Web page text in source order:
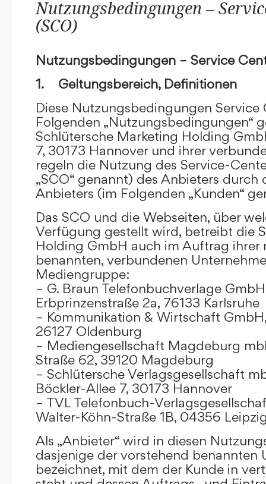
Nutzungsbedingungen –
(SCO)
Nutzungsbedingungen – Service
1. Geltungsbereich, Definitionen
Diese Nutzungsbedingungen Service
Folgenden „Nutzungsbedingungen“
Schlütersche Marketing Holding
7, 30173 Hannover und ihrer
regeln die Nutzung des Service-
„SCO“ genannt) des Anbieters durch
Anbieters (im Folgenden „Kunden“
Das SCO und die Webseiten, über
Verfügung gestellt wird, betreibt die
Holding GmbH auch im Auftrag ihrer
benannten, verbundenen
Mediengruppe:
– G. Braun Telefonbuchverlage GmbH
Erbprinzenstraße 2a, 76133 Karlsruhe
– Kommunikation & Wirtschaft
26127 Oldenburg
– Mediengesellschaft Magdeburg
Straße 62, 39120 Magdeburg
– Schlütersche Verlagsgesellschaft
Böckler-Allee 7, 30173 Hannover
– TVL Telefonbuch-
Walter-Köhn-Straße 1B, 04356
Als „Anbieter“ wird in diesen
dasjenige der vorstehend benannten
bezeichnet, mit dem der Kunde in